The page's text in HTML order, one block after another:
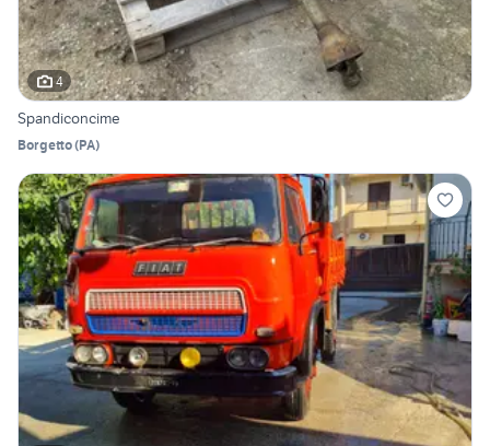
4
Spandiconcime
Borgetto(PA)